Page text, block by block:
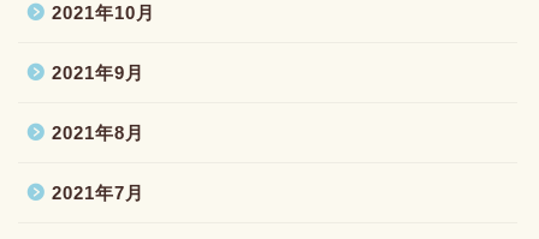
2021年10月
2021年9月
2021年8月
2021年7月